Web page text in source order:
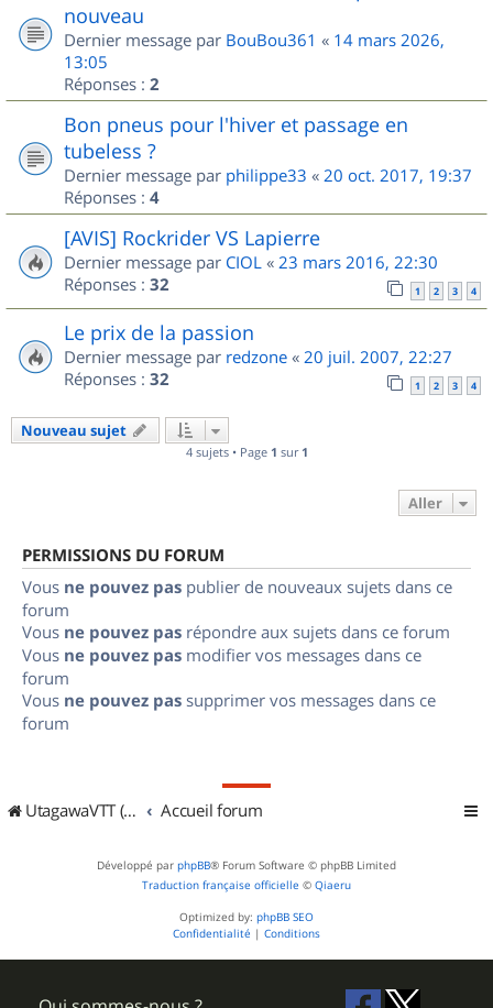
nouveau
Dernier message par BouBou361 « 14 mars 2026,
13:05
Réponses : 2
Bon pneus pour l'hiver et passage en
tubeless ?
Dernier message par philippe33 « 20 oct. 2017, 19:37
Réponses : 4
[AVIS] Rockrider VS Lapierre
Dernier message par CIOL « 23 mars 2016, 22:30
Réponses : 32 1 2 3 4
Le prix de la passion
Dernier message par redzone « 20 juil. 2007, 22:27
Réponses : 32 1 2 3 4
Nouveau sujet
4 sujets • Page 1 sur 1
Aller
PERMISSIONS DU FORUM
Vous ne pouvez pas publier de nouveaux sujets dans ce
forum
Vous ne pouvez pas répondre aux sujets dans ce forum
Vous ne pouvez pas modifier vos messages dans ce
forum
Vous ne pouvez pas supprimer vos messages dans ce
forum
UtagawaVTT (Randos VTT et VTTAE avec traces GPS) Accueil forum
Développé par phpBB® Forum Software © phpBB Limited
Traduction française officielle © Qiaeru
Optimized by: phpBB SEO
Confidentialité | Conditions